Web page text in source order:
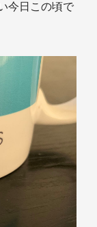
今日この頃で